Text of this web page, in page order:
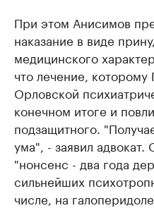
При этом Анисимов
наказание в виде
медицинского
что лечение, которому
Орловской
конечном итоге и
подзащитного.
ума", - заявил адвокат.
"нонсенс - два года
сильнейших
числе, на